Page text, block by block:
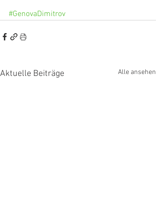
#GenovaDimitrov
Aktuelle Beiträge Alle ansehen